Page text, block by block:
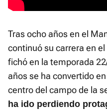
Tras ocho años en el
continuó su carrera en
fichó en la temporada
años se ha convertido
centro del campo de la
ha ido perdiendo